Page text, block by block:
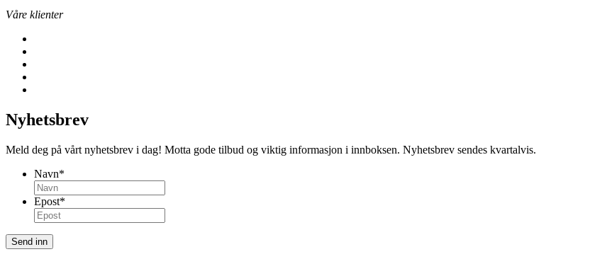
Våre klienter
Nyhetsbrev
Meld deg på vårt nyhetsbrev i dag! Motta gode tilbud og viktig informasjon i innboksen. Nyhetsbrev sendes kvartalvis.
Navn*
Epost*
Send inn